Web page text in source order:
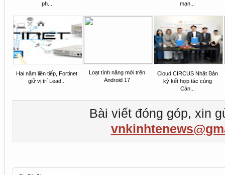
ph...
mạn...
Hai năm liên tiếp, Fortinet
giữ vị trí Lead...
Loạt tính năng mới trên
Android 17
Cloud CIRCUS Nhật Bản
ký kết hợp tác cùng
Cán...
Bài viết đóng góp, xin